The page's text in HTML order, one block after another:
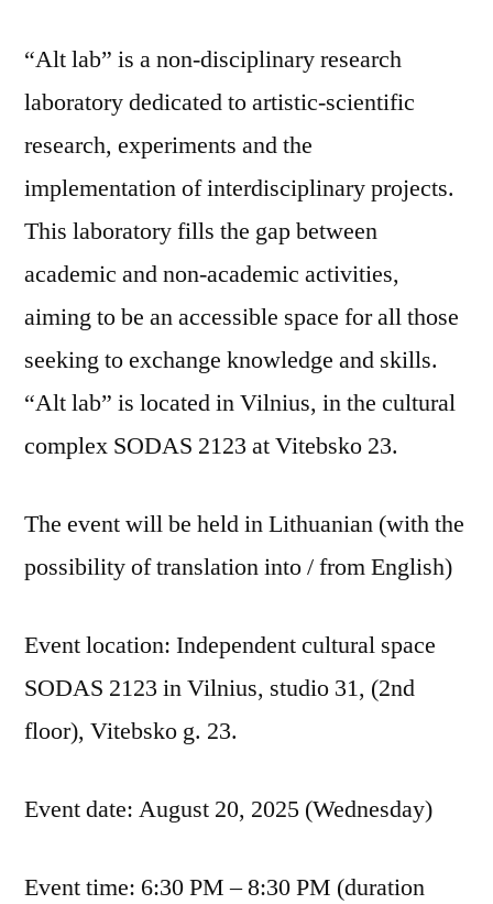
“Alt lab” is a non-disciplinary research
laboratory dedicated to artistic-scientific
research, experiments and the
implementation of interdisciplinary projects.
This laboratory fills the gap between
academic and non-academic activities,
aiming to be an accessible space for all those
seeking to exchange knowledge and skills.
“Alt lab” is located in Vilnius, in the cultural
complex SODAS 2123 at Vitebsko 23.
The event will be held in Lithuanian (with the
possibility of translation into / from English)
Event location: Independent cultural space
SODAS 2123 in Vilnius, studio 31, (2nd
floor), Vitebsko g. 23.
Event date: August 20, 2025 (Wednesday)
Event time: 6:30 PM – 8:30 PM (duration